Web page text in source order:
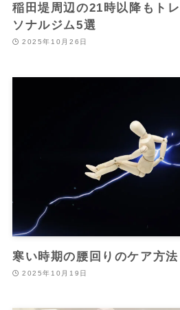
稲田堤周辺の21時以降もト
ソナルジム5選
2025年10月26日
寒い時期の腰回りのケア方法
2025年10月19日